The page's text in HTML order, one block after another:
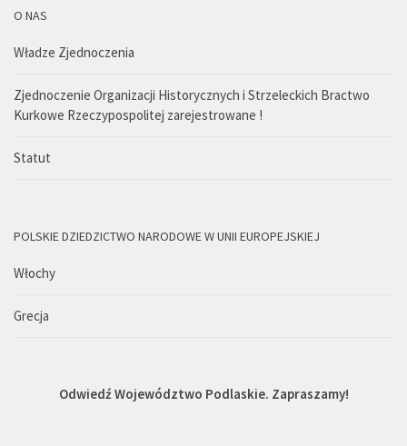
O NAS
Władze Zjednoczenia
Zjednoczenie Organizacji Historycznych i Strzeleckich Bractwo
Kurkowe Rzeczypospolitej zarejestrowane !
Statut
POLSKIE DZIEDZICTWO NARODOWE W UNII EUROPEJSKIEJ
Włochy
Grecja
Odwiedź Województwo Podlaskie. Zapraszamy!